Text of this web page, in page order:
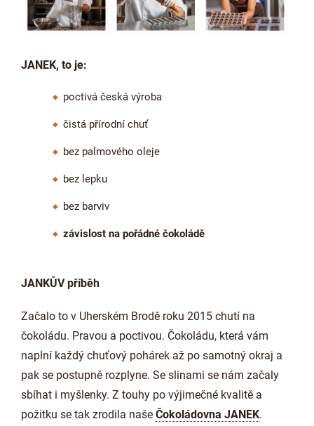
JANEK, to je:
poctivá česká výroba
čistá přírodní chuť
bez palmového oleje
bez lepku
bez barviv
závislost na pořádné čokoládě
JANKŮV příběh
Začalo to v Uherském Brodě roku 2015 chutí na
čokoládu. Pravou a poctivou. Čokoládu, která vám
naplní každý chuťový pohárek až po samotný okraj a
pak se postupně rozplyne. Se slinami se nám začaly
sbíhat i myšlenky. Z touhy po výjimečné kvalitě a
požitku se tak zrodila naše Čokoládovna JANEK.